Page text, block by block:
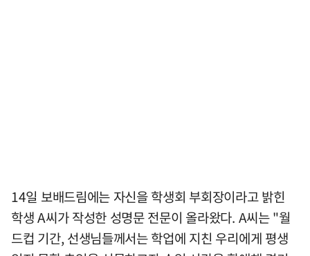
14일 보배드림에는 자신을 학생회 부회장이라고 밝힌
학생 A씨가 작성한 성명문 전문이 올라왔다. A씨는 "월
드컵 기간, 선생님들께서는 학업에 지친 우리에게 평생